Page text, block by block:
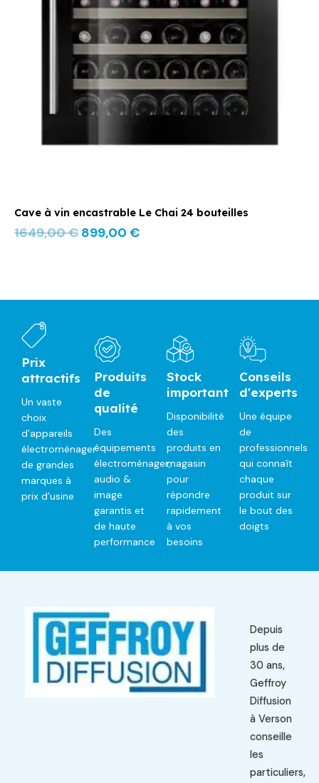
Cave à vin encastrable Le Chai 24 bouteilles
1649,00€ 899,00 €
Prix
attractifs
Un vaste
choix
d’appareils
électroménager
de grandes
marques à
prix d’usine
Produits
de
qualité
Des
équipements
électroménager,
audio &
image
garantis et
de haute
performance
Stock
important
Disponibilité
des
produits en
magasin
pour
répondre
rapidement
à vos
besoins
Conseils
d'experts
Une équipe
de
professionnels
qui connaît
chaque
produit sur
le bout des
doigts
Depuis
plus de
30 ans,
Geffroy
Diffusion
à Verson
conseille
les
particuliers,